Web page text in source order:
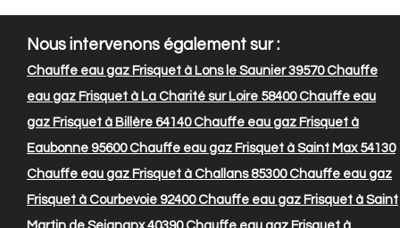
Nous intervenons également sur :
Chauffe eau gaz Frisquet à Lons le Saunier 39570Chauffe
eau gaz Frisquet à La Charité sur Loire 58400Chauffe eau
gaz Frisquet à Billère 64140Chauffe eau gaz Frisquet à
Eaubonne 95600Chauffe eau gaz Frisquet à Saint Max 54130
Chauffe eau gaz Frisquet à Challans 85300Chauffe eau gaz
Frisquet à Courbevoie 92400Chauffe eau gaz Frisquet à Saint